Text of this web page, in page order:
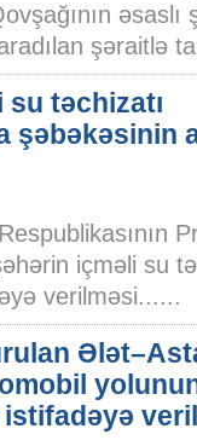
şəraitlə
təchizatı
içməli su
verilməsi......
istifadəyə